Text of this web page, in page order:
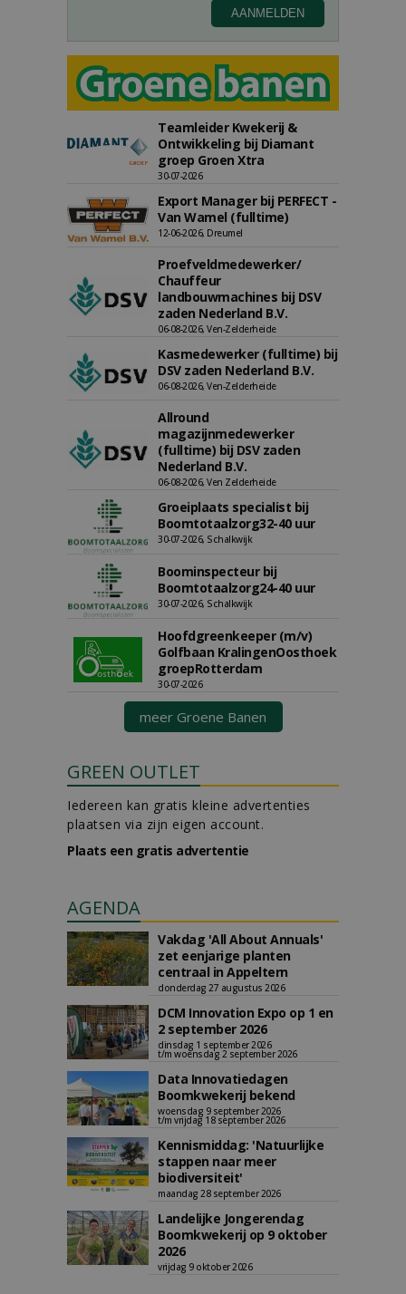
Teamleider Kwekerij &
Ontwikkeling bij Diamant
groep Groen Xtra
30-07-2026
Export Manager bij PERFECT -
Van Wamel (fulltime)
12-06-2026, Dreumel
Proefveldmedewerker/
Chauffeur
landbouwmachines bij DSV
zaden Nederland B.V.
06-08-2026, Ven-Zelderheide
Kasmedewerker (fulltime) bij
DSV zaden Nederland B.V.
06-08-2026, Ven-Zelderheide
Allround
magazijnmedewerker
(fulltime) bij DSV zaden
Nederland B.V.
06-08-2026, Ven Zelderheide
Groeiplaats specialist bij
Boomtotaalzorg32-40 uur
30-07-2026, Schalkwijk
Boominspecteur bij
Boomtotaalzorg24-40 uur
30-07-2026, Schalkwijk
Hoofdgreenkeeper (m/v)
Golfbaan KralingenOosthoek
groepRotterdam
30-07-2026
meer Groene Banen
GREEN OUTLET
Iedereen kan gratis kleine advertenties
plaatsen via zijn eigen account.
Plaats een gratis advertentie
AGENDA
Vakdag 'All About Annuals'
zet eenjarige planten
centraal in Appeltern
donderdag 27 augustus 2026
DCM Innovation Expo op 1 en
2 september 2026
dinsdag 1 september 2026
t/m woensdag 2 september 2026
Data Innovatiedagen
Boomkwekerij bekend
woensdag 9 september 2026
t/m vrijdag 18 september 2026
Kennismiddag: 'Natuurlijke
stappen naar meer
biodiversiteit'
maandag 28 september 2026
Landelijke Jongerendag
Boomkwekerij op 9 oktober
2026
vrijdag 9 oktober 2026